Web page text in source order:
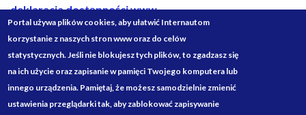
deklaracja dostępności www
deklaracja dostępności bip
projekty ze środków budżetu państwa
Społecznościowe
Portal używa plików cookies, aby ułatwić Internautom
korzystanie z naszych stron www oraz do celów
statystycznych. Jeśli nie blokujesz tych plików, to zgadzasz się
na ich użycie oraz zapisanie w pamięci Twojego komputera lub
innego urządzenia. Pamiętaj, że możesz samodzielnie zmienić
ustawienia przeglądarki tak, aby zablokować zapisywanie